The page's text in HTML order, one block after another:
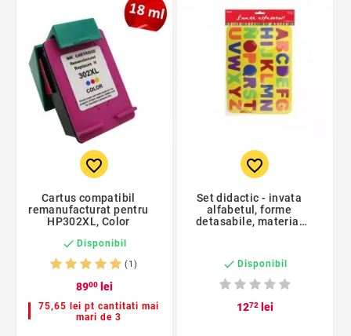
favorite_border
Cartus compatibil
remanufacturat pentru
HP302XL, Color
 Disponibil
(1)
8900lei
75,65 lei pt cantitati mai
mari de 3
favorite_border
Set didactic - invata
alfabetul, forme
detasabile, material
 Disponibil
1272lei